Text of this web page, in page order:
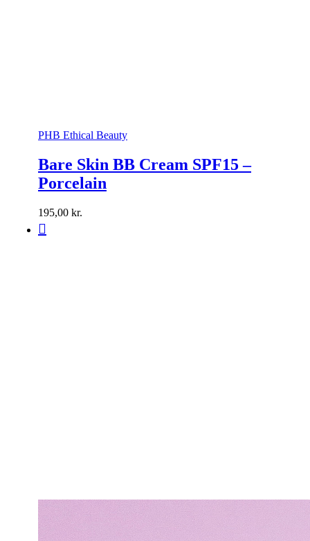
PHB Ethical Beauty
Bare Skin BB Cream SPF15 –
Porcelain
195,00 kr.